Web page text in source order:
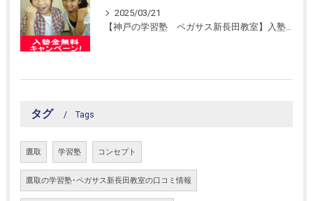
2025/03/21
【神戸の学習塾 ペガサス新長田教室】入塾金無料キャンペーン！
タグ Tags
鷹取 学習塾 コンセプト
鷹取の学習塾･ペガサス新長田教室の口コミ情報